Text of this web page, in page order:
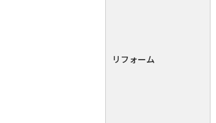
リフォーム